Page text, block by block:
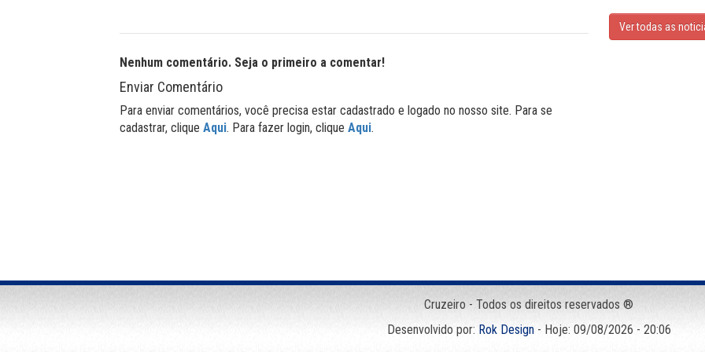
Nenhum comentário. Seja o primeiro a comentar!
Enviar Comentário
Para enviar comentários, você precisa estar cadastrado e logado no nosso site. Para se
cadastrar, clique Aqui. Para fazer login, clique Aqui.
Ver todas as
Cruzeiro - Todos os direitos reservados ®
Desenvolvido por: Rok Design- Hoje: 09/08/2026 - 20:06